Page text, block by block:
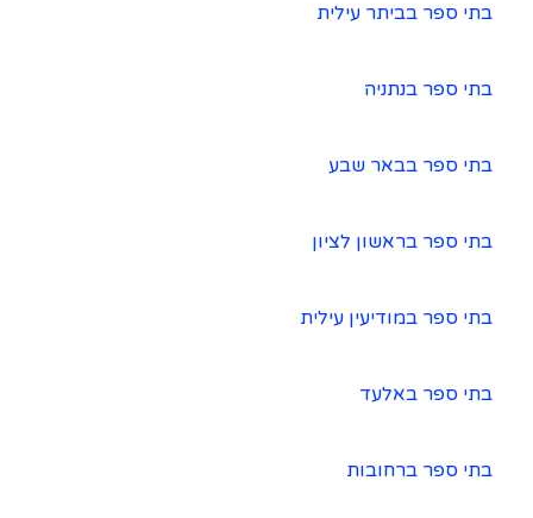
בתי ספר בביתר עילית
בתי ספר בנתניה
בתי ספר בבאר שבע
בתי ספר בראשון לציון
בתי ספר במודיעין עילית
בתי ספר באלעד
בתי ספר ברחובות